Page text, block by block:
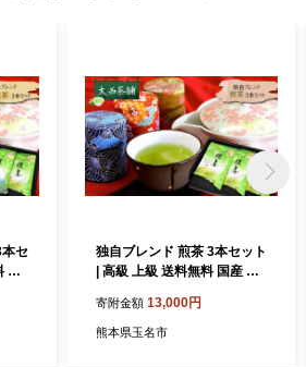
セ
国
空
ト
独自ブレンド 煎茶 3本セット
| 高級 上級 送料無料 国産 日
茶 深むし がぶ飲み 真空パッ
ク お客様用 茶葉 ギフト お茶
寄附金額 13,000円
熊本県玉名市